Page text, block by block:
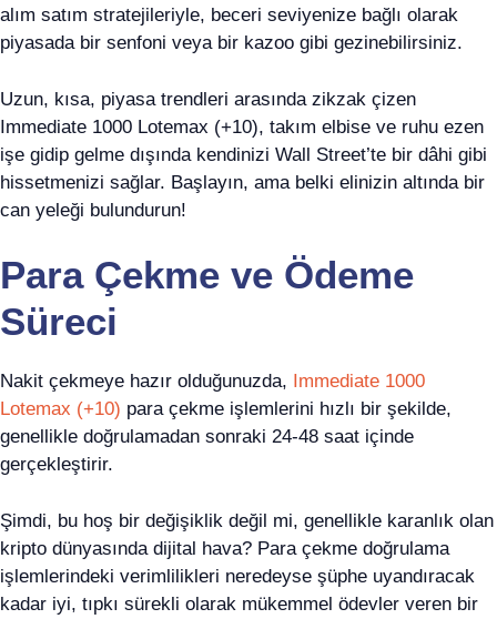
alım satım stratejileriyle, beceri seviyenize bağlı olarak
piyasada bir senfoni veya bir kazoo gibi gezinebilirsiniz.
Uzun, kısa, piyasa trendleri arasında zikzak çizen
Immediate 1000 Lotemax (+10), takım elbise ve ruhu ezen
işe gidip gelme dışında kendinizi Wall Street’te bir dâhi gibi
hissetmenizi sağlar. Başlayın, ama belki elinizin altında bir
can yeleği bulundurun!
Para Çekme ve Ödeme
Süreci
Nakit çekmeye hazır olduğunuzda, Immediate 1000
Lotemax (+10) para çekme işlemlerini hızlı bir şekilde,
genellikle doğrulamadan sonraki 24-48 saat içinde
gerçekleştirir.
Şimdi, bu hoş bir değişiklik değil mi, genellikle karanlık olan
kripto dünyasında dijital hava? Para çekme doğrulama
işlemlerindeki verimlilikleri neredeyse şüphe uyandıracak
kadar iyi, tıpkı sürekli olarak mükemmel ödevler veren bir